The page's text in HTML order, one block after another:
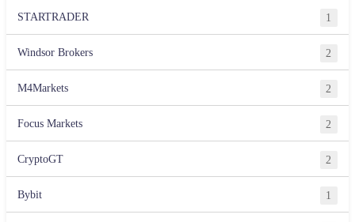
STARTRADER 1
Windsor Brokers 2
M4Markets 2
Focus Markets 2
CryptoGT 2
Bybit 1